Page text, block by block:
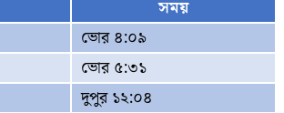
সময়
ভোর ৪:০৯
ভোর ৫:৩১
দুপুর ১২:০৪